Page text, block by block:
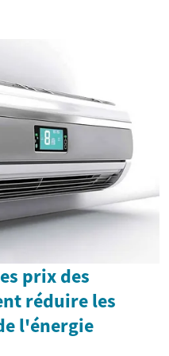
prix des
réduire les
l'énergie